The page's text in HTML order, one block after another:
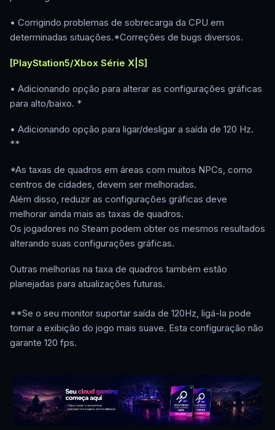
• Corrigindo problemas de sobrecarga da CPU em
determinadas situações.*Correções de bugs diversos.
[PlayStation5/Xbox Série X|S]
• Adicionando opção para alterar as configurações gráficas
para alto/baixo. *
• Adicionando opção para ligar/desligar a saída de 120 Hz.
**
*As taxas de quadros em áreas com muitos NPCs, como
centros de cidades, devem ser melhoradas.
Além disso, reduzir as configurações gráficas deve
melhorar ainda mais as taxas de quadros.
Os jogadores no Steam podem obter os mesmos resultados
alterando suas configurações gráficas.
Outras melhorias na taxa de quadros também estão
planejadas para atualizações futuras.
**Se o seu monitor suportar saída de 120Hz, ligá-la pode
tornar a exibição do jogo mais suave. Esta configuração não
garante 120 fps.